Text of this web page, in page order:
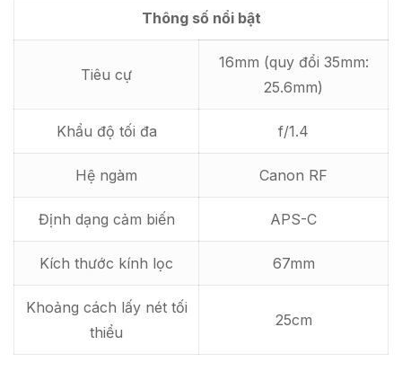
Thông số nổi bật
Tiêu cự
16mm (quy đổi 35mm:
25.6mm)
Khẩu độ tối đa f/1.4
Hệ ngàm Canon RF
Định dạng cảm biến APS-C
Kích thước kính lọc 67mm
Khoảng cách lấy nét tối
thiểu
25cm